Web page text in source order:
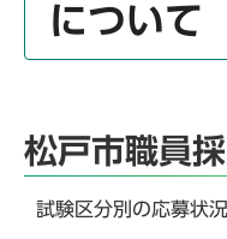
について
松戸市職員
試験区分別の応募状